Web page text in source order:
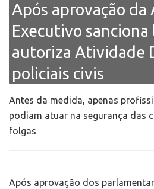
Após aprovação da
Executivo sanciona
autoriza Atividade
policiais civis
Antes da medida, apenas
podiam atuar na segurança das
folgas
Após aprovação dos